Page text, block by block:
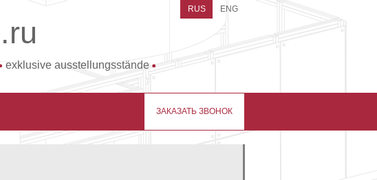
.ru
exklusive ausstellungsstände
RUS ENG
ЗАКАЗАТЬ ЗВОНОК